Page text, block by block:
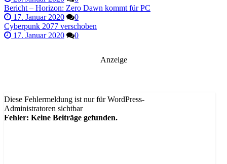
Bericht – Horizon: Zero Dawn kommt für PC
17. Januar 2020
0
Cyberpunk 2077 verschoben
17. Januar 2020
0
Anzeige
Diese Fehlermeldung ist nur für WordPress-
Administratoren sichtbar
Fehler: Keine Beiträge gefunden.